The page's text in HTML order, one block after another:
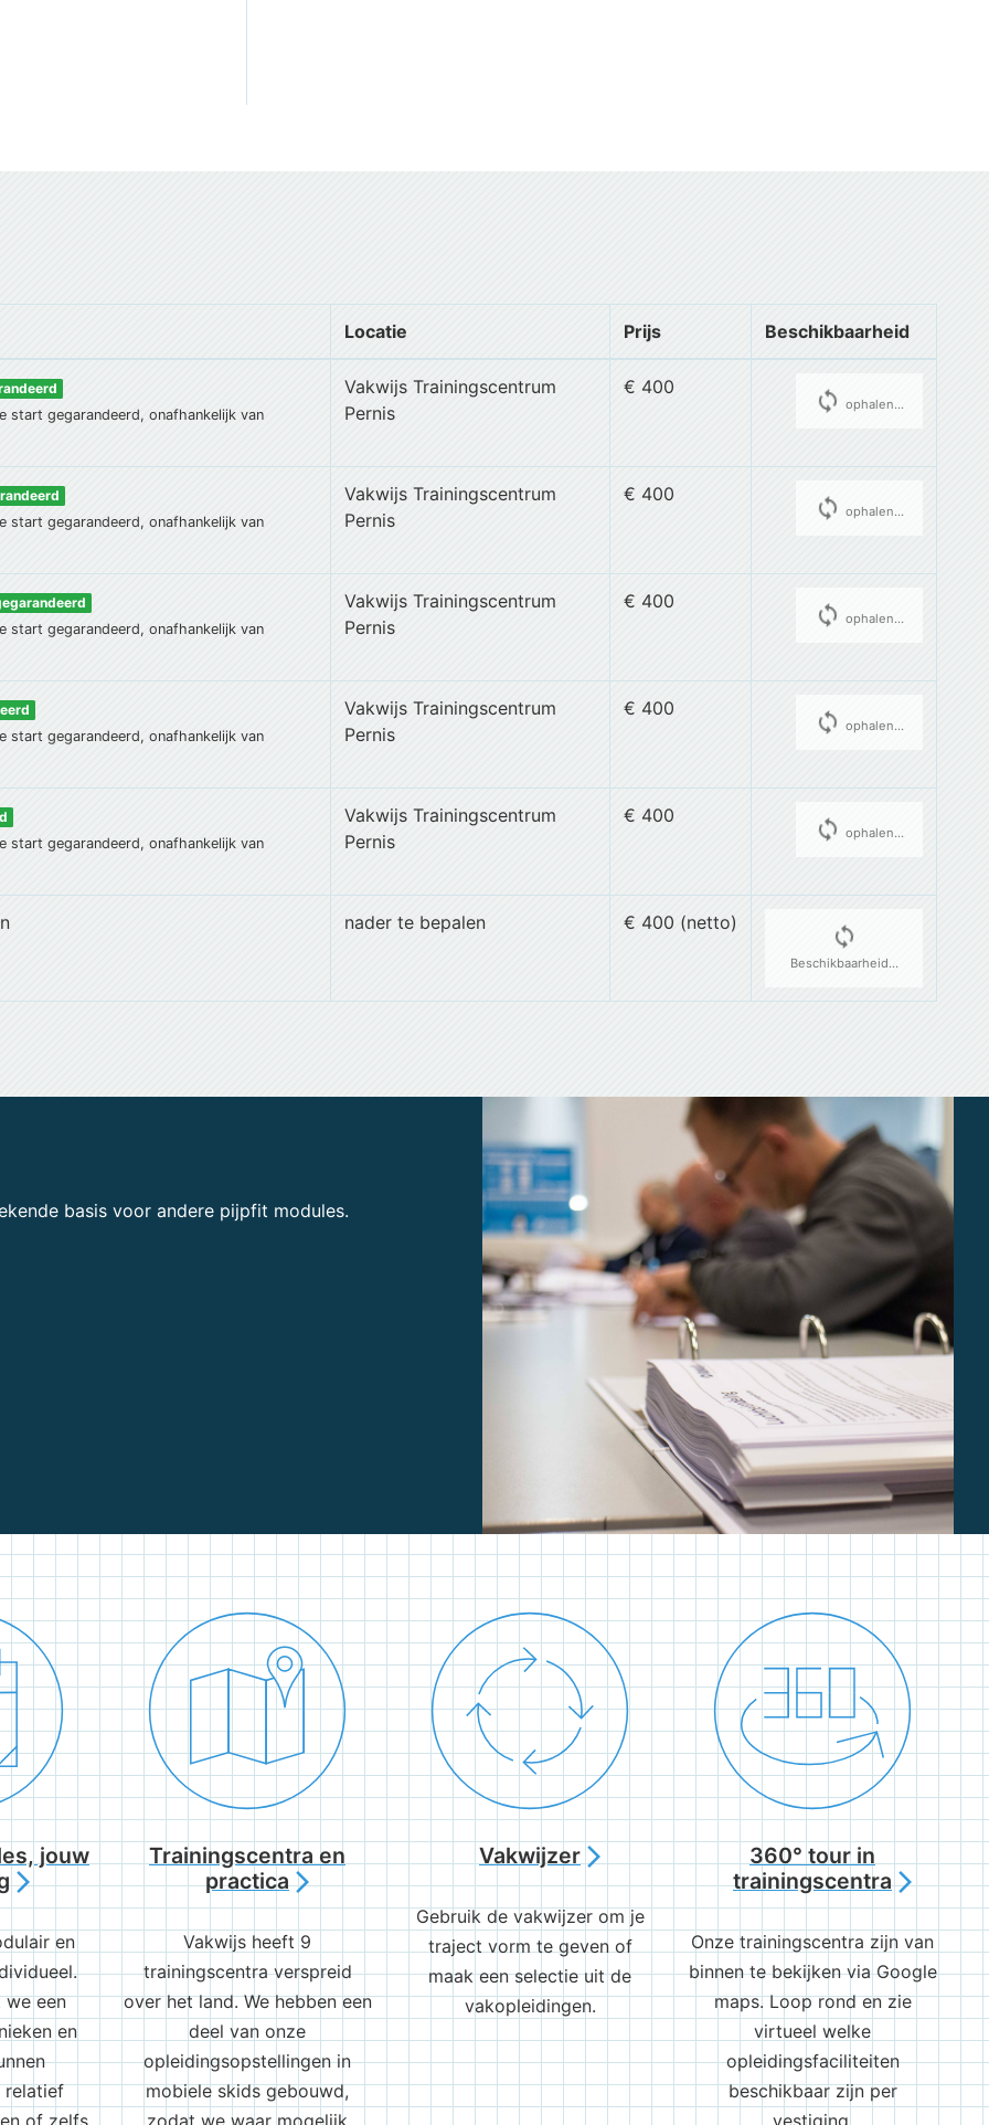
Locatie Prijs Beschikbaarheid
start gegarandeerd, onafhankelijk van
Vakwijs Trainingscentrum
Pernis
€ 400 cachedophalen...
start gegarandeerd, onafhankelijk van
Vakwijs Trainingscentrum
Pernis
€ 400 cachedophalen...
start gegarandeerd, onafhankelijk van
Vakwijs Trainingscentrum
Pernis
€ 400 cachedophalen...
start gegarandeerd, onafhankelijk van
Vakwijs Trainingscentrum
Pernis
€ 400 cachedophalen...
start gegarandeerd, onafhankelijk van
Vakwijs Trainingscentrum
Pernis
€ 400 cachedophalen...
nader te bepalen € 400 (netto) cached
Beschikbaarheid...
basis voor andere pijpfit modules.
jouw
arrow_forward_ios
en
een
en
relatief
of zelfs
Trainingscentra en
practicaarrow_forward_ios
Vakwijs heeft 9
trainingscentra verspreid
over het land. We hebben een
deel van onze
opleidingsopstellingen in
mobiele skids gebouwd,
zodat we waar mogelijk
Vakwijzerarrow_forward_ios
Gebruik de vakwijzer om je
traject vorm te geven of
maak een selectie uit de
vakopleidingen.
360° tour in
trainingscentraarrow_forward_ios
Onze trainingscentra zijn van
binnen te bekijken via Google
maps. Loop rond en zie
virtueel welke
opleidingsfaciliteiten
beschikbaar zijn per
vestiging.